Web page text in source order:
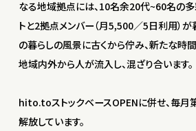
なる地域拠点には、10名余20代~60名の多
トと2拠点メンバー（月5,500／5日利用）が
の暮らしの風景に古くから佇み、新たな時
地域内外から人が流入し、混ざり合います。
hito.toストックベースOPENに併せ、毎月
解放しています。